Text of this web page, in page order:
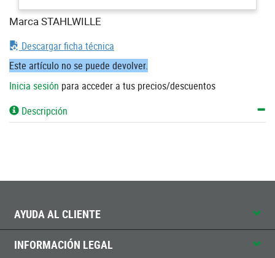
Marca STAHLWILLE
Descargar ficha técnica
Este artículo no se puede devolver.
Inicia sesión para acceder a tus precios/descuentos
Descripción
AYUDA AL CLIENTE
INFORMACIÓN LEGAL